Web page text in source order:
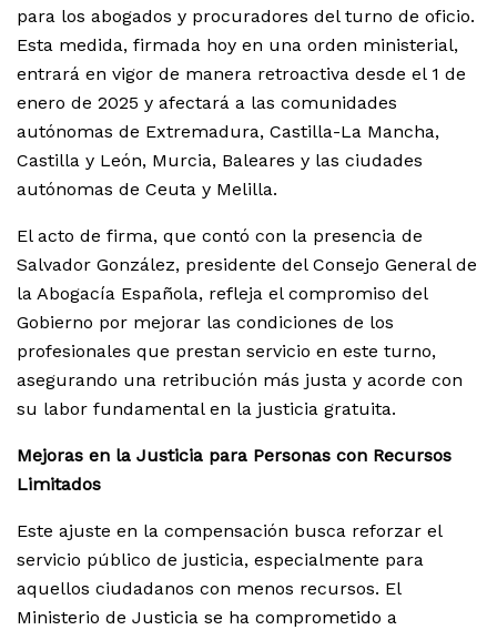
para los abogados y procuradores del turno de oficio.
Esta medida, firmada hoy en una orden ministerial,
entrará en vigor de manera retroactiva desde el 1 de
enero de 2025 y afectará a las comunidades
autónomas de Extremadura, Castilla-La Mancha,
Castilla y León, Murcia, Baleares y las ciudades
autónomas de Ceuta y Melilla.
El acto de firma, que contó con la presencia de
Salvador González, presidente del Consejo General de
la Abogacía Española, refleja el compromiso del
Gobierno por mejorar las condiciones de los
profesionales que prestan servicio en este turno,
asegurando una retribución más justa y acorde con
su labor fundamental en la justicia gratuita.
Mejoras en la Justicia para Personas con Recursos
Limitados
Este ajuste en la compensación busca reforzar el
servicio público de justicia, especialmente para
aquellos ciudadanos con menos recursos. El
Ministerio de Justicia se ha comprometido a